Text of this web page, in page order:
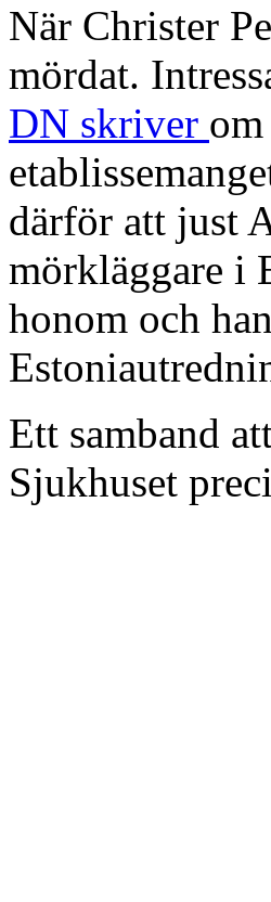
När Christer
mördat.
DN skriver
därför att just
mörkläggare i
honom och
Ett samband
Sjukhuset